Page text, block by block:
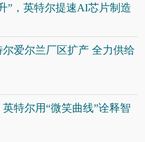
”，英特尔提速AI芯片制造
爱尔兰厂区扩产 全力供给
特尔用“微笑曲线”诠释智